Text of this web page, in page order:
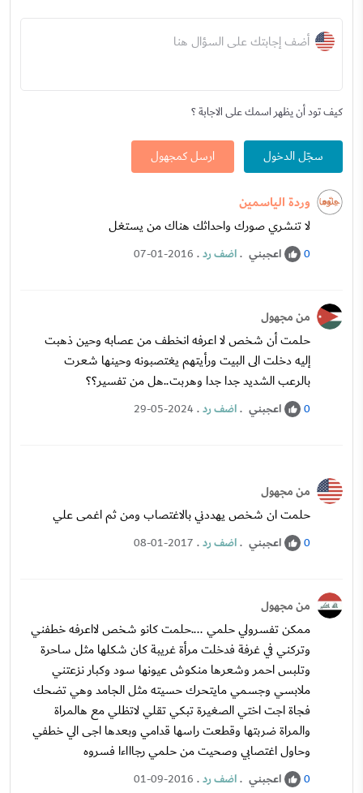
أضف إجابتك على السؤال هنا
كيف تود أن يظهر اسمك على الاجابة ؟
سجّل الدخول ارسل كمجهول
وردة الياسمين
لا تنشري صورك واحداثك هناك من يستغل
0 اعجبني .اضف رد.
07-01-2016
من مجهول
حلمت أن شخص لا اعرفه انخطف من عصابه وحين ذهبت
إليه دخلت الى البيت ورأيتهم يغتصبونه وحينها شعرت
بالرعب الشديد جدا جدا وهربت..هل من تفسير؟؟
0 اعجبني .اضف رد.
29-05-2024
من مجهول
حلمت ان شخص يهددني بالاغتصاب ومن ثم اغمى علي
0 اعجبني .اضف رد.
08-01-2017
من مجهول
ممكن تفسرولي حلمي ....حلمت كانو شخص لااعرفه خطفني
وتركني في غرفة فدخلت مرأة غريبة كان شكلها مثل ساحرة
وتلبس احمر وشعرها منكوش عيونها سود وكبار نزعتني
ملابسي وجسمي مايتحرك حسيته مثل الجامد وهي تضحك
فجاة اجت اختي الصغيرة تبكي تقلي لاتظلي مع هالمراة
والمراة ضربتها وقطعت راسها قدامي وبعدها اجى الي خطفي
وحاول اغتصابي وصحيت من حلمي رجاااءا فسروه
0 اعجبني .اضف رد.
01-09-2016